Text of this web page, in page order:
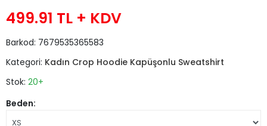
499.91 TL + KDV
Barkod: 7679535365583
Kategori: Kadın Crop Hoodie Kapüşonlu Sweatshirt
Stok: 20+
Beden: